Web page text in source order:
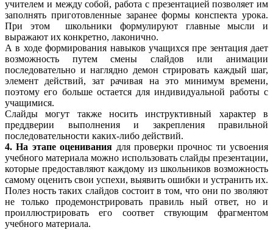
учителем и между собой, работа с презентацией позволяет им
заполнять приготовленные заранее формы конспекта урока.
При этом школьники формулируют главные мысли и
выражают их конкретно, лаконично.
А в ходе формирования навыков учащихся пре зентация дает
возможность путем смены слайдов или анимации
последовательно и наглядно демон стрировать каждый шаг,
элемент действий, зат рачивая на это минимум времени,
поэтому его больше остается для индивидуальной работы с
учащимися.
Слайды могут также носить инструктивный характер в
преддверии выполнения и закрепления правильной
последовательности каких-либо действий.
4. На этапе оценивания для проверки прочнос ти усвоения
учебного материала можно использовать слайды презентации,
которые предоставляют каждому из школьников возможность
самому оценить свои успехи, выявить ошибки и устранить их.
Полез ность таких слайдов состоит в том, что они по зволяют
не только продемонстрировать правиль ный ответ, но и
проиллюстрировать его соответ ствующим фрагментом
учебного материала.